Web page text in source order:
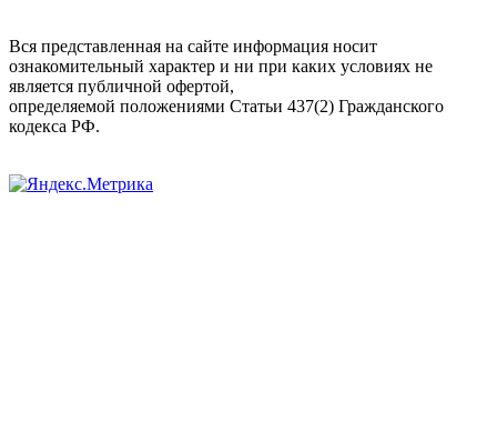
Вся представленная на сайте информация носит
ознакомительный характер и ни при каких условиях не
является публичной офертой,
определяемой положениями Статьи 437(2) Гражданского
кодекса РФ.